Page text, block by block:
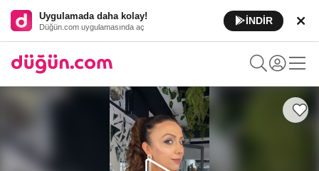
Uygulamada daha kolay!
Düğün.com uygulamasında aç
İNDİR